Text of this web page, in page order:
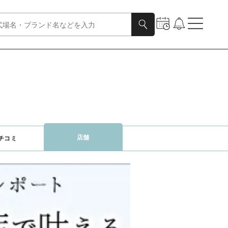
コミ 店舗